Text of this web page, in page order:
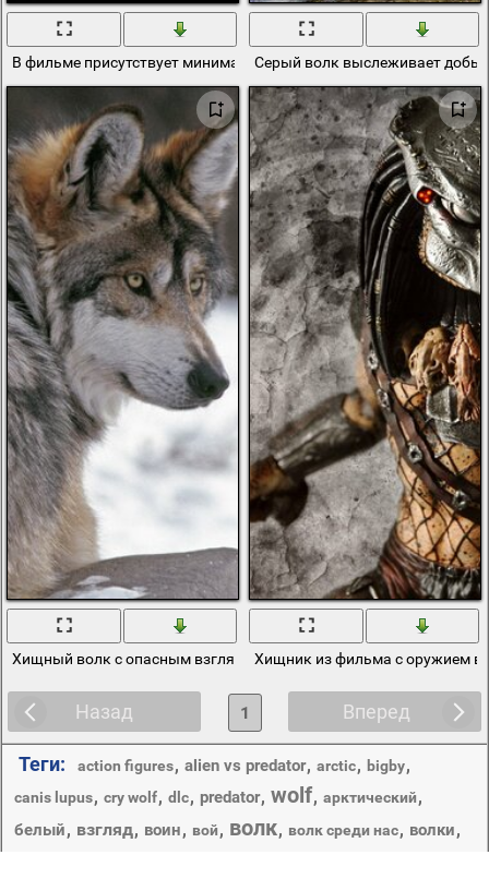
В фильме присутствует минимализм, простота и
Серый волк выслеживает
Хищный волк с опасным взглядом зимойХищник из фильма с оружием в
Назад Вперед
1
Теги: action figures, alien vs predator, arctic, bigby,
canis lupus, cry wolf, dlc, predator, wolf, арктический,
белый, взгляд, воин, вой, волк, волк среди нас, волки,